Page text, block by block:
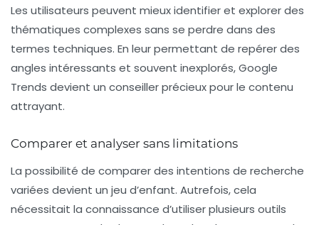
Les utilisateurs peuvent mieux identifier et explorer des
thématiques complexes sans se perdre dans des
termes techniques. En leur permettant de repérer des
angles intéressants et souvent inexplorés, Google
Trends devient un conseiller précieux pour le contenu
attrayant.
Comparer et analyser sans limitations
La possibilité de comparer des intentions de recherche
variées devient un jeu d’enfant. Autrefois, cela
nécessitait la connaissance d’utiliser plusieurs outils